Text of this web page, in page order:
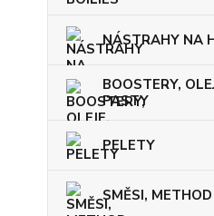
NÁSTRAHY NA
BOOSTERY,
PASTY
PELETY
SMĚSI,